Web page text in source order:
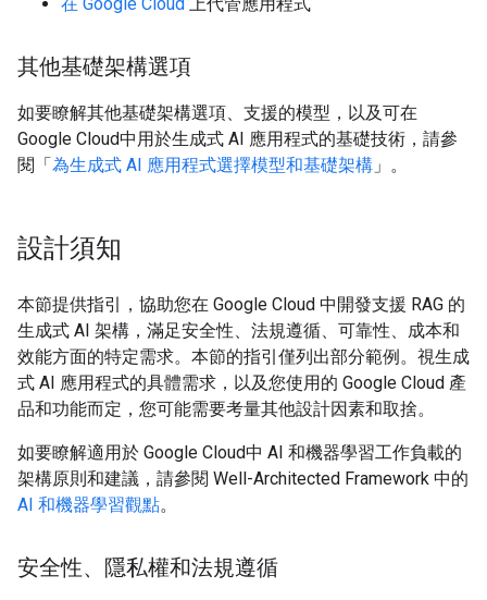
其他基礎架構選項
如要瞭解其他基礎架構選項、支援的模型，以及可在
Google Cloud中用於生成式 AI 應用程式的基礎技術，請參
閱「 為生成式 AI 應用程式選擇模型和基礎架構 」。
設計須知
本節提供指引，協助您在 Google Cloud 中開發支援 RAG 的
生成式 AI 架構，滿足安全性、法規遵循、可靠性、成本和
效能方面的特定需求。本節的指引僅列出部分範例。視生成
式 AI 應用程式的具體需求，以及您使用的 Google Cloud 產
品和功能而定，您可能需要考量其他設計因素和取捨。
如要瞭解適用於 Google Cloud中 AI 和機器學習工作負載的
架構原則和建議，請參閱 Well-Architected Framework 中的
AI 和機器學習觀點。
安全性、隱私權和法規遵循